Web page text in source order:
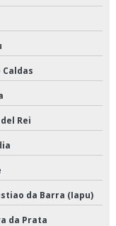
sp
Caldas
Rei
da Barra (Iapu)
da Prata